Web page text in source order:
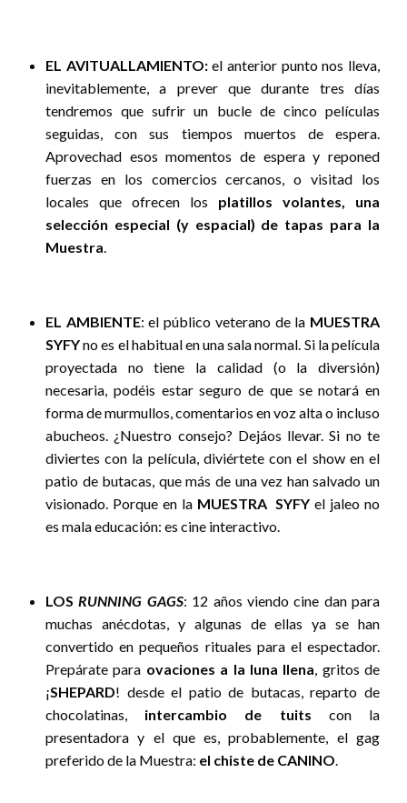
EL AVITUALLAMIENTO:el anterior punto nos lleva,
inevitablemente, a prever que durante tres días
tendremos que sufrir un bucle de cinco películas
seguidas, con sus tiempos muertos de espera.
Aprovechad esos momentos de espera y reponed
fuerzas en los comercios cercanos, o visitad los
locales que ofrecen los platillos volantes, una
selección especial (y espacial) de tapas para la
Muestra.
EL AMBIENTE: el público veterano de la MUESTRA
SYFYno es el habitual en una sala normal. Si la película
proyectada no tiene la calidad (o la diversión)
necesaria, podéis estar seguro de que se notará en
forma de murmullos, comentarios en voz alta o incluso
abucheos. ¿Nuestro consejo? Dejáos llevar. Si no te
diviertes con la película, diviértete con el show en el
patio de butacas, que más de una vez han salvado un
visionado. Porque en la MUESTRA SYFY el jaleo no
es mala educación: es cine interactivo.
LOSRUNNING GAGS: 12 años viendo cine dan para
muchas anécdotas, y algunas de ellas ya se han
convertido en pequeños rituales para el espectador.
Prepárate para ovaciones a la luna llena, gritos de
¡SHEPARD! desde el patio de butacas, reparto de
chocolatinas, intercambio de tuits con la
presentadora y el que es, probablemente, el gag
preferido de la Muestra: el chiste de CANINO.